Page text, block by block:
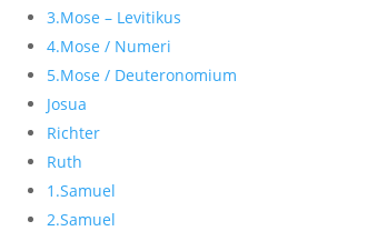
3.Mose – Levitikus
4.Mose / Numeri
5.Mose / Deuteronomium
Josua
Richter
Ruth
1.Samuel
2.Samuel